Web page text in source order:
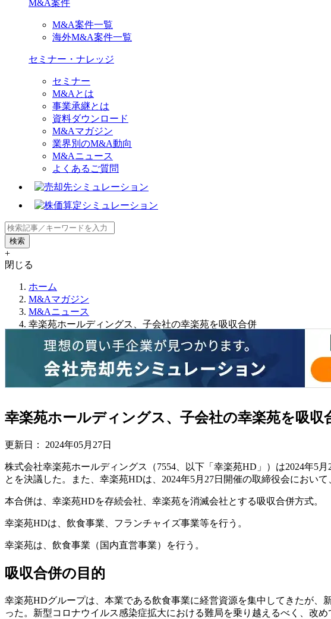
M&A案件
M&A案件一覧
海外M&A案件一覧
セミナー・ナレッジ
セミナー
M&Aとは
事業承継とは
資料ダウンロード
M&Aマガジン
業界別のM&A動向
M&Aニュース
よくあるご質問
+
閉じる
ホーム
M&Aマガジン
M&Aニュース
幸楽苑ホールディングス、子会社の幸楽苑を吸収合併
幸楽苑ホールディングス、子会社の幸楽苑を吸収
更新日： 2024年05月27日
株式会社幸楽苑ホールディングス（7554、以下「幸楽苑HD」）は2024年5
とを決議した。また、幸楽苑HDは、2024年5月27日開催の取締役会におい
本合併は、幸楽苑HDを存続会社、幸楽苑を消滅会社とする吸収合併方式。
幸楽苑HDは、飲食事業、フランチャイズ事業等を行う。
幸楽苑は、飲食事業（国内直営事業）を行う。
吸収合併の目的
幸楽苑HDグループは、本業である飲食事業に経営資源を集中してきたが
った。新型コロナウイルス感染症拡大における難局を乗り越えるべく、改